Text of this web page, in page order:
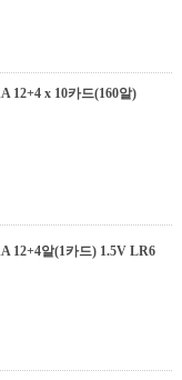
12+4 x 10카드(160알)
12+4알(1카드) 1.5V LR6